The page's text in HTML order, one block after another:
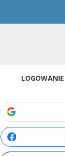
LOGOWANIE